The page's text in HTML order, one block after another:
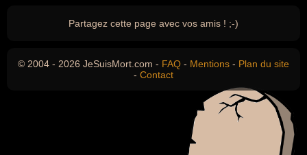
Partagez cette page avec vos amis ! ;-)
© 2004 - 2026 JeSuisMort.com - FAQ - Mentions - Plan du site
- Contact